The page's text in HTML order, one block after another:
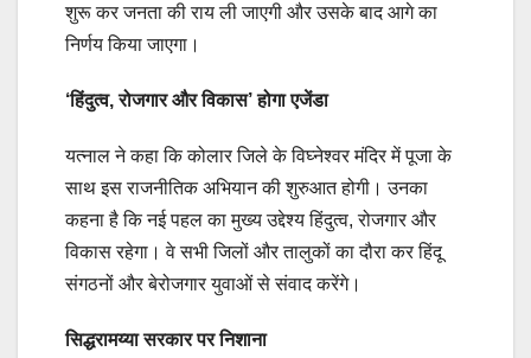
शुरू कर जनता की राय ली जाएगी और उसके बाद आगे का
निर्णय किया जाएगा।
‘हिंदुत्व, रोजगार और विकास’ होगा एजेंडा
यत्नाल ने कहा कि कोलार जिले के विघ्नेश्वर मंदिर में पूजा के
साथ इस राजनीतिक अभियान की शुरुआत होगी। उनका
कहना है कि नई पहल का मुख्य उद्देश्य हिंदुत्व, रोजगार और
विकास रहेगा। वे सभी जिलों और तालुकों का दौरा कर हिंदू
संगठनों और बेरोजगार युवाओं से संवाद करेंगे।
सिद्धरामय्या सरकार पर निशाना